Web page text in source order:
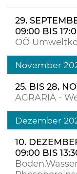
29.
09:00 BIS
OÖ
November
25. BIS 28.
AGRARIA -
Dezember
10.
09:00 BIS